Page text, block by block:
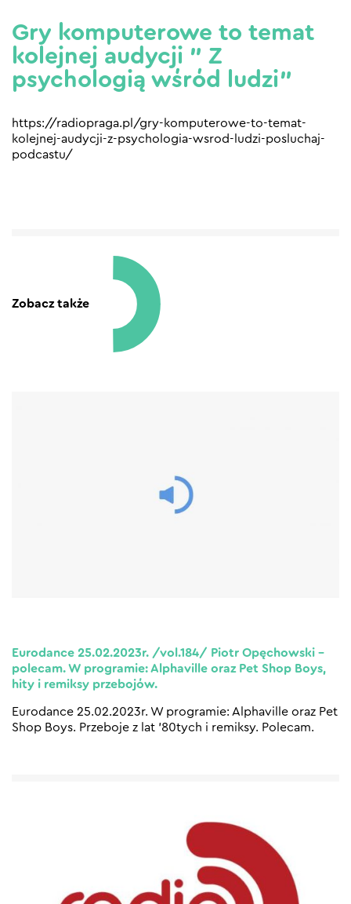
Gry komputerowe to temat
kolejnej audycji ” Z
psychologią wśród ludzi”
https://radiopraga.pl/gry-komputerowe-to-temat-
kolejnej-audycji-z-psychologia-wsrod-ludzi-posluchaj-
podcastu/
Zobacz także
Eurodance 25.02.2023r. /vol.184/ Piotr Opęchowski –
polecam. W programie: Alphaville oraz Pet Shop Boys,
hity i remiksy przebojów.
Eurodance 25.02.2023r. W programie: Alphaville oraz Pet
Shop Boys. Przeboje z lat ’80tych i remiksy. Polecam.